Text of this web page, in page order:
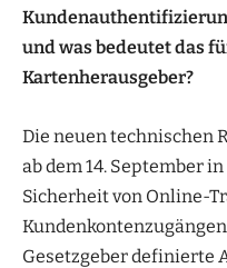
und was bedeutet das
Kartenherausgeber?
Die neuen technischen
ab dem 14. September
Sicherheit von Online-
Gesetzgeber definierte